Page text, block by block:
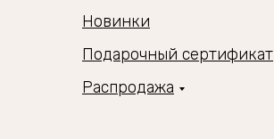
Новинки
Подарочный сертификат
Распродажа